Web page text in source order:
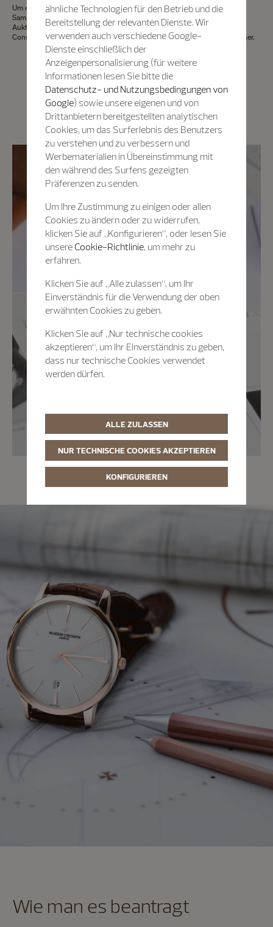
Um eine Schätzung des Wertes eines Zeitmessers auf dem Markt für
Sammleruhren zu erhalten, raten wir Ihnen, sich an ein spezialisiertes
Auktionshaus zu wenden. Um Ihr Eigentum zu schützen, gibt Vacheron
Constantin keine telefonischen Auskünfte über unsere Vintage-Zeitmesser.
Wie man es beantragt
ähnliche Technologien für den Betrieb und die
Bereitstellung der relevanten Dienste. Wir
verwenden auch verschiedene Google-
Dienste einschließlich der
Anzeigenpersonalisierung (für weitere
Informationen lesen Sie bitte die
Datenschutz- und Nutzungsbedingungen von
Google) sowie unsere eigenen und von
Drittanbietern bereitgestellten analytischen
Cookies, um das Surferlebnis des Benutzers
zu verstehen und zu verbessern und
Werbematerialien in Übereinstimmung mit
den während des Surfens gezeigten
Präferenzen zu senden.
Um Ihre Zustimmung zu einigen oder allen
Cookies zu ändern oder zu widerrufen,
klicken Sie auf „Konfigurieren“, oder lesen Sie
unsere Cookie-Richtlinie, um mehr zu
erfahren.
Klicken Sie auf „Alle zulassen“, um Ihr
Einverständnis für die Verwendung der oben
erwähnten Cookies zu geben.
Klicken Sie auf „Nur technische cookies
akzeptieren“, um Ihr Einverständnis zu geben,
dass nur technische Cookies verwendet
werden dürfen.
ALLE ZULASSEN
NUR TECHNISCHE COOKIES AKZEPTIEREN
KONFIGURIEREN